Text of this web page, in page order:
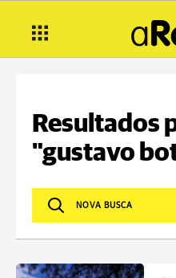
Resultados
"gustavo